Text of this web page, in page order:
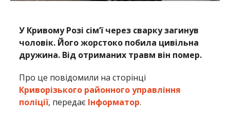
У Кривому Розі сімʼї через сварку загинув
чоловік. Його жорстоко побила цивільна
дружина. Від отриманих травм він помер.
Про це повідомили на сторінці
Криворізького районного управління
поліції, передає Інформатор.